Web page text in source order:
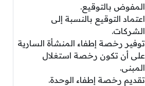
المفوض بالتوقيع.
اعتماد التوقيع بالنسبة إلى
الشركات.
توفير رخصة إطفاء المنشأة السارية
على أن تكون رخصة استغلال
المبنى.
تقديم رخصة إطفاء الوحدة.